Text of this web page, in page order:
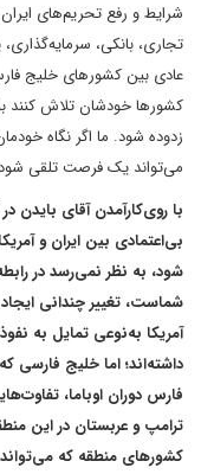
شرایط و رفع تحریم‌های
تجاری، بانکی،
عادی بین کشورهای خلیج
کشورها خودشان تلاش کنند
زدوده شود. ما اگر نگاه
می‌تواند یک فرصت تلقی
با روی‌کار‌آمدن آقای بایدن
بی‌‌اعتمادی بین ایران و
شود، به نظر نمی‌رسد در
شماست، تغییر چندانی
آمریکا به‌نوعی تمایل به
داشته‌اند؛ اما خلیج فارسی
فارس دوران اوباما،
ترامپ و عربستان در این
کشورهای منطقه که